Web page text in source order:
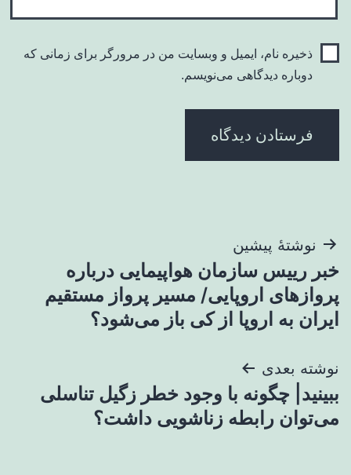
ذخیره نام، ایمیل و وبسایت من در مرورگر برای زمانی که
دوباره دیدگاهی می‌نویسم.
راهبری
نوشته
نوشتهٔ پیشین
خبر رییس سازمان هواپیمایی درباره
پروازهای اروپایی/ مسیر پرواز مستقیم
ایران به اروپا از کی باز می‌شود؟
نوشته بعدی
ببینید| چگونه با وجود خطر زگیل تناسلی
می‌توان رابطه زناشویی داشت؟